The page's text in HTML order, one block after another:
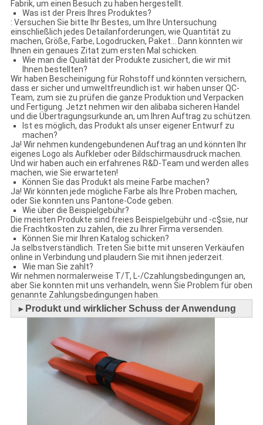
Fabrik, um einen Besuch zu haben hergestellt.
Was ist der Preis Ihres Produktes?
: Versuchen Sie bitte Ihr Bestes, um Ihre Untersuchung
einschließlich jedes Detailanforderungen, wie Quantität zu
machen, Größe, Farbe, Logodrucken, Paket… Dann könnten wir
Ihnen ein genaues Zitat zum ersten Mal schicken.
Wie man die Qualität der Produkte zusichert, die wir mit
Ihnen bestellten?
Wir haben Bescheinigung für Rohstoff und könnten versichern,
dass er sicher und umweltfreundlich ist. wir haben unser QC-
Team, zum sie zu prüfen die ganze Produktion und Verpacken
und Fertigung. Jetzt nehmen wir den alibaba sicheren Handel
und die Übertragungsurkunde an, um Ihren Auftrag zu schützen.
Ist es möglich, das Produkt als unser eigener Entwurf zu
machen?
Ja! Wir nehmen kundengebundenen Auftrag an und könnten Ihr
eigenes Logo als Aufkleber oder Bildschirmausdruck machen.
Und wir haben auch ein erfahrenes R&D-Team und werden alles
machen, wie Sie erwarteten!
Können Sie das Produkt als meine Farbe machen?
Ja! Wir könnten jede mögliche Farbe als Ihre Proben machen,
oder Sie konnten uns Pantone-Code geben.
Wie über die Beispielgebühr?
Die meisten Produkte sind freies Beispielgebühr und -c$sie, nur
die Frachtkosten zu zahlen, die zu Ihrer Firma versenden.
Können Sie mir Ihren Katalog schicken?
Ja selbstverständlich. Treten Sie bitte mit unseren Verkäufen
online in Verbindung und plaudern Sie mit ihnen jederzeit.
Wie man Sie zahlt?
Wir nehmen normalerweise T/T, L-/Czahlungsbedingungen an,
aber Sie konnten mit uns verhandeln, wenn Sie Problem für oben
genannte Zahlungsbedingungen haben.
► Produkt und wirklicher Schuss der Anwendung